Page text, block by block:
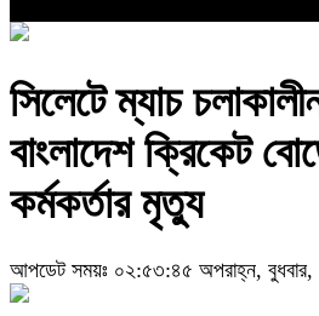
সিলেটে ম্যাচ
বাংলাদেশ ক্রিকেট
কর্মকর্তার মৃত্যু
আপডেট সময়ঃ ০২:৫৩:৪৫ অপরাহ্ন,